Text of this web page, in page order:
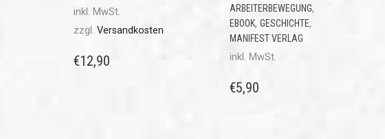
inkl. MwSt.
zzgl. Versandkosten
€12,90
ARBEITERBEWEGUNG,
EBOOK, GESCHICHTE,
MANIFEST VERLAG
inkl. MwSt.
€5,90